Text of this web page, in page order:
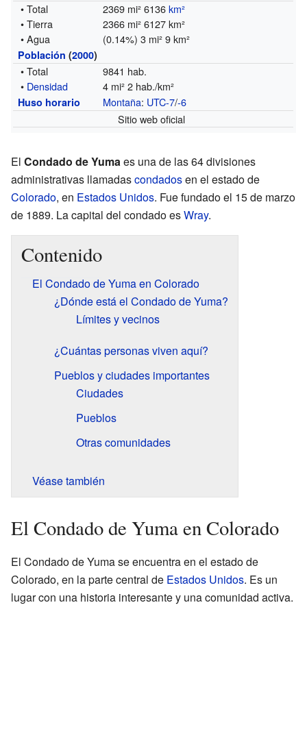
• Total 2369 mi² 6136km²
• Tierra
2366 mi² 6127 km²
• Agua
(0.14%) 3 mi² 9 km²
Población (2000)
• Total
9841 hab.
• Densidad 4 mi² 2 hab./km²
Huso horario Montaña: UTC-7/-6
Sitio web oficial
El Condado de Yumaes una de las 64 divisiones
administrativas llamadascondadosen el estado de
Colorado, en Estados Unidos. Fue fundado el 15 de marzo
de 1889. La capital del condado esWray.
Contenido
El Condado de Yuma en Colorado
¿Dónde está el Condado de Yuma?
Límites y vecinos
¿Cuántas personas viven aquí?
Pueblos y ciudades importantes
Ciudades
Pueblos
Otras comunidades
Véase también
El Condado de Yuma en Colorado
El Condado de Yuma se encuentra en el estado de
Colorado, en la parte central de Estados Unidos. Es un
lugar con una historia interesante y una comunidad activa.